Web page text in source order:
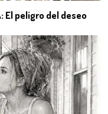
El peligro del deseo